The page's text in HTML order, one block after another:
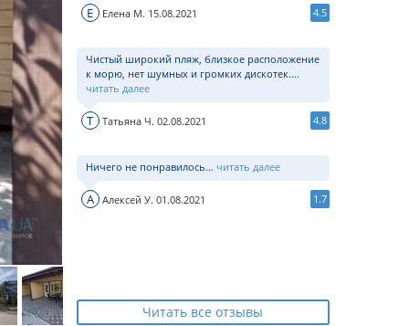
4.5
Е Елена М. 15.08.2021
Чистый широкий пляж, близкое расположение
к морю, нет шумных и громких дискотек.…
читать далее
4.8
Т Татьяна Ч. 02.08.2021
Ничего не понравилось… читать далее
1.7
А Алексей У. 01.08.2021
Читать все отзывы